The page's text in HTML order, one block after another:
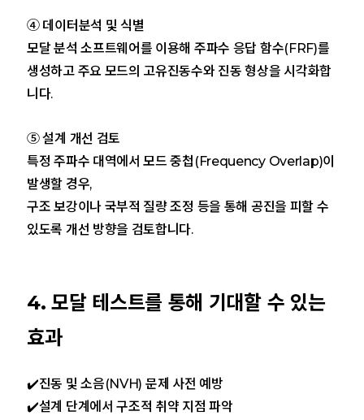
④ 데이터분석 및 식별
모달 분석 소프트웨어를 이용해 주파수 응답 함수(FRF)를
생성하고 주요 모드의 고유진동수와 진동 형상을 시각화합
니다.
⑤ 설계 개선 검토
특정 주파수 대역에서 모드 중첩(Frequency Overlap)이
발생할 경우,
구조 보강이나 국부적 질량 조정 등을 통해 공진을 피할 수
있도록 개선 방향을 검토합니다.
4. 모달 테스트를 통해 기대할 수 있는
효과
✔️진동 및 소음(NVH) 문제 사전 예방
✔️설계 단계에서 구조적 취약 지점 파악